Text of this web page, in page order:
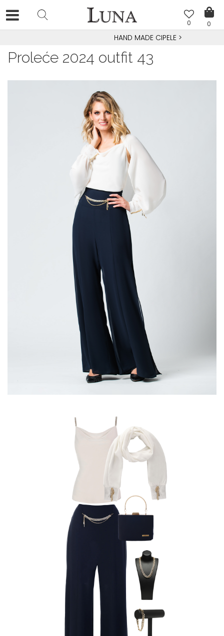
0
0
HAND MADE CIPELE>
Proleće 2024 outfit 43